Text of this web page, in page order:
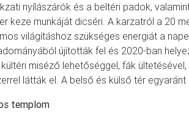
nyílászárók és a beltéri padok,
keze munkáját dicséri. A karzatról a 20
világításhoz szükséges energiát a
újították fel és 2020-ban
miséző lehetőséggel, fák
látták el. A belső és külső tér
templom